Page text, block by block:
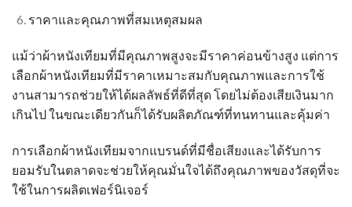
ราคาและคุณภาพที่สมเหตุสมผล
แม้ว่าผ้าหนังเทียมที่มีคุณภาพสูงจะมีราคาค่อนข้างสูง แต่การ
เลือกผ้าหนังเทียมที่มีราคาเหมาะสมกับคุณภาพและการใช้
งานสามารถช่วยให้ได้ผลลัพธ์ที่ดีที่สุด โดยไม่ต้องเสียเงินมาก
เกินไป ในขณะเดียวกันก็ได้รับผลิตภัณฑ์ที่ทนทานและคุ้มค่า
การเลือกผ้าหนังเทียมจากแบรนด์ที่มีชื่อเสียงและได้รับการ
ยอมรับในตลาดจะช่วยให้คุณมั่นใจได้ถึงคุณภาพของวัสดุที่จะ
ใช้ในการผลิตเฟอร์นิเจอร์